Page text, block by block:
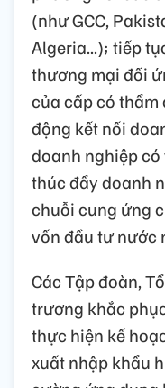
(như GCC,
Algeria...); tiếp
thương mại đối
của cấp có
động kết nối
doanh nghiệp
thúc đẩy doanh
chuỗi cung ứng
vốn đầu tư nước
Các Tập đoàn,
trương khắc
thực hiện kế
xuất nhập khẩu